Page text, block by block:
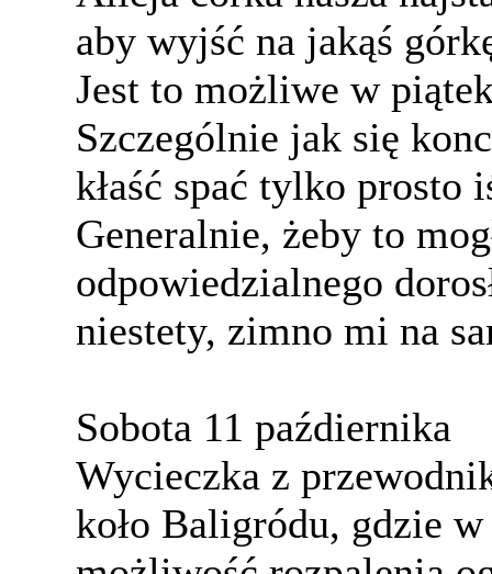
aby wyjść na jakąś
Jest to możliwe w
Szczególnie jak się
kłaść spać tylko prosto
Generalnie, żeby to
odpowiedzialnego
niestety, zimno mi na
Sobota 11 paźdiernika
Wycieczka z
koło Baligródu, gdzie